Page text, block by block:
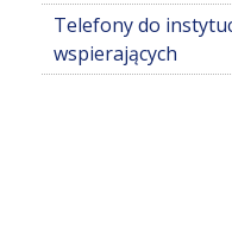
Telefony do
wspierających